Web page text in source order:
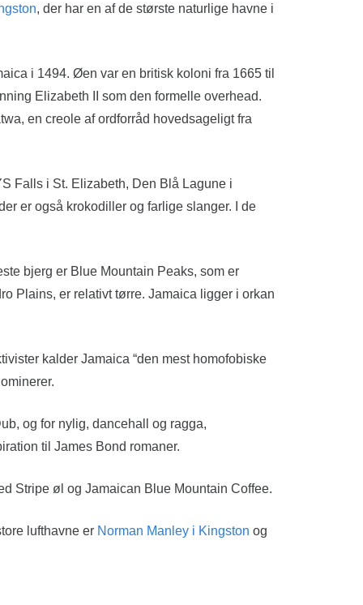
, der har en af de største naturlige havne i
i 1494. Øen var en britisk koloni fra 1665 til
Elizabeth II som den formelle overhead.
en creole af ordforråd hovedsageligt fra
Falls i St. Elizabeth, Den Blå Lagune i
er også krokodiller og farlige slanger. I de
bjerg er Blue Mountain Peaks, som er
Plains, er relativt tørre. Jamaica ligger i orkan
kalder Jamaica “den mest homofobiske
og for nylig, dancehall og ragga,
til James Bond romaner.
Stripe øl og Jamaican Blue Mountain Coffee.
lufthavne er Norman Manley i Kingston og